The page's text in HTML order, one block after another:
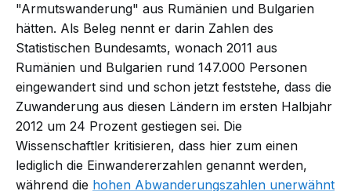
"Armutswanderung" aus Rumänien und Bulgarien
hätten. Als Beleg nennt er darin Zahlen des
Statistischen Bundesamts, wonach 2011 aus
Rumänien und Bulgarien rund 147.000 Personen
eingewandert sind und schon jetzt feststehe, dass die
Zuwanderung aus diesen Ländern im ersten Halbjahr
2012 um 24 Prozent gestiegen sei. Die
Wissenschaftler kritisieren, dass hier zum einen
lediglich die Einwandererzahlen genannt werden,
während die hohen Abwanderungszahlen unerwähnt